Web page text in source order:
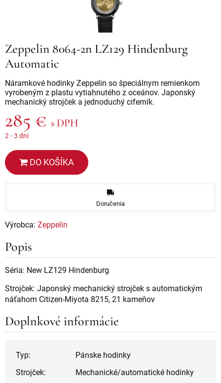
Zeppelin 8064-2n LZ129 Hindenburg
Automatic
Náramkové hodinky Zeppelin so špeciálnym remienkom
vyrobeným z plastu vytiahnutého z oceánov. Japonský
mechanický strojček a jednoduchý ciferník.
285 € s DPH
2 - 3 dni
DO KOŠÍKA
Doručenia
Výrobca: Zeppelin
Popis
Séria: New LZ129 Hindenburg
Strojček: Japonský mechanický strojček s automatickým
náťahom Citizen-Miyota 8215, 21 kameňov
Doplnkové informácie
Typ:
Pánske hodinky
Strojček:
Mechanické/automatické hodinky